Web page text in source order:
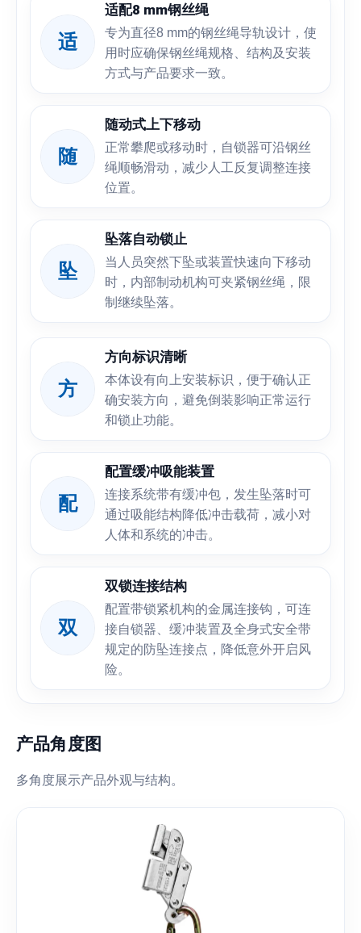
适
适配8 mm钢丝绳
专为直径8 mm的钢丝绳导轨设计，使
用时应确保钢丝绳规格、结构及安装
方式与产品要求一致。
随
随动式上下移动
正常攀爬或移动时，自锁器可沿钢丝
绳顺畅滑动，减少人工反复调整连接
位置。
坠
坠落自动锁止
当人员突然下坠或装置快速向下移动
时，内部制动机构可夹紧钢丝绳，限
制继续坠落。
方
方向标识清晰
本体设有向上安装标识，便于确认正
确安装方向，避免倒装影响正常运行
和锁止功能。
配
配置缓冲吸能装置
连接系统带有缓冲包，发生坠落时可
通过吸能结构降低冲击载荷，减小对
人体和系统的冲击。
双
双锁连接结构
配置带锁紧机构的金属连接钩，可连
接自锁器、缓冲装置及全身式安全带
规定的防坠连接点，降低意外开启风
险。
产品角度图
多角度展示产品外观与结构。